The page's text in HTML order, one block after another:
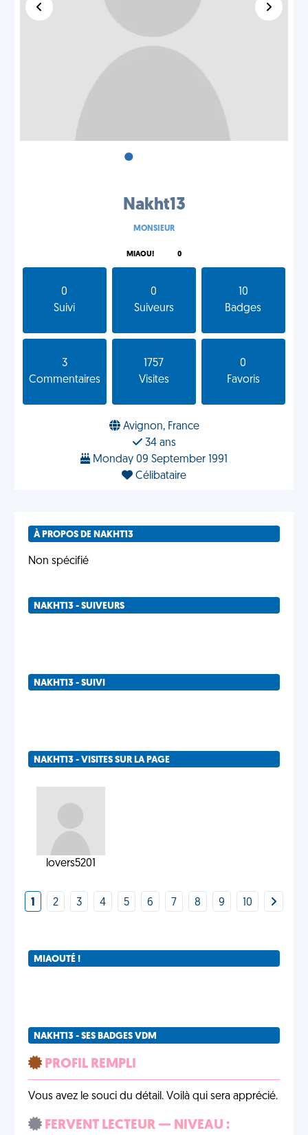
•
Nakht13
MONSIEUR
MIAOU! 0
0
Suivi
0
Suiveurs
10
Badges
3
Commentaires
1757
Visites
0
Favoris
Avignon, France
34 ans
Monday 09 September 1991
Célibataire
À PROPOS DE NAKHT13
Non spécifié
NAKHT13 - SUIVEURS
NAKHT13 - SUIVI
NAKHT13 - VISITES SUR LA PAGE
lovers5201
1 2 3 4 5 6 7 8 9 10
MIAOUTÉ !
NAKHT13 - SES BADGES VDM
PROFIL REMPLI
Vous avez le souci du détail. Voilà qui sera apprécié.
FERVENT LECTEUR — NIVEAU :